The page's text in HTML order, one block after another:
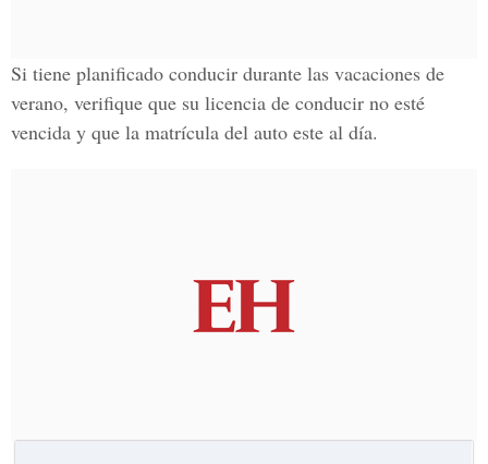
Si tiene planificado conducir durante las vacaciones de
verano, verifique que su licencia de conducir no esté
vencida y que la matrícula del auto este al día.